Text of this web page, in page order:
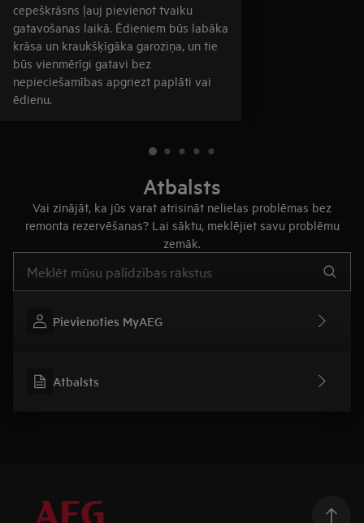
cepeškrāsns ļauj pievienot tvaiku
gatavošanas laikā. Ēdieniem būs labāka
krāsa un kraukšķīgāka garoziņa, un tie
būs vienmērīgi gatavi bez
nepieciešamības apgriezt paplāti vai
ēdienu.
Atbalsts
Vai zinājāt, ka jūs varat atrisināt nelielas problēmas bez
remonta rezervēšanas? Lai sāktu, meklējiet savu problēmu
zemāk.
Pievienoties MyAEG
Atbalsts